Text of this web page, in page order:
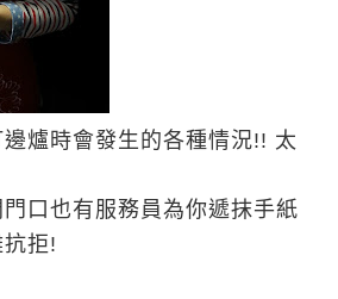
爐時會發生的各種情況!! 太
口也有服務員為你遞抹手紙
拒!